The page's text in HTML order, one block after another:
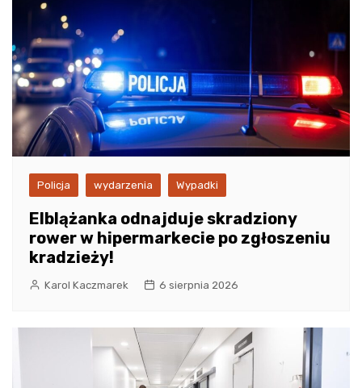
Policja wydarzenia Wypadki
Elblążanka odnajduje skradziony
rower w hipermarkecie po zgłoszeniu
kradzieży!
Karol Kaczmarek 6 sierpnia 2026